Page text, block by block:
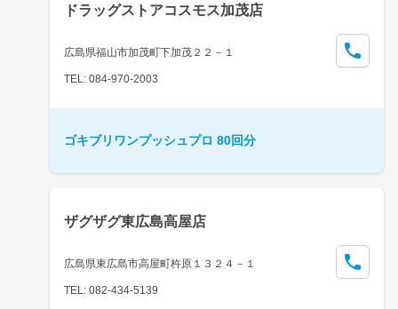
ドラッグストアコスモス加茂店
広島県福山市加茂町下加茂２２－１
TEL: 084-970-2003
ゴキブリワンプッシュプロ 80回分
ザグザグ東広島高屋店
広島県東広島市高屋町杵原１３２４－１
TEL: 082-434-5139